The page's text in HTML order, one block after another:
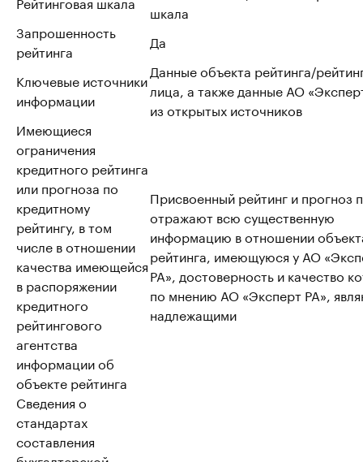
шкала
Запрошенность
рейтинга
Да
Ключевые источники
информации
Данные объекта рейтинга/
лица, а также данные АО
из открытых источников
Имеющиеся
ограничения
кредитного рейтинга
или прогноза по
кредитному
рейтингу, в том
числе в отношении
качества имеющейся
в распоряжении
кредитного
рейтингового
агентства
информации об
объекте рейтинга
Присвоенный рейтинг и прогноз
отражают всю существенную
информацию в отношении
рейтинга, имеющуюся у АО
РА», достоверность и качество
по мнению АО «Эксперт РА»,
надлежащими
Сведения о
стандартах
составления